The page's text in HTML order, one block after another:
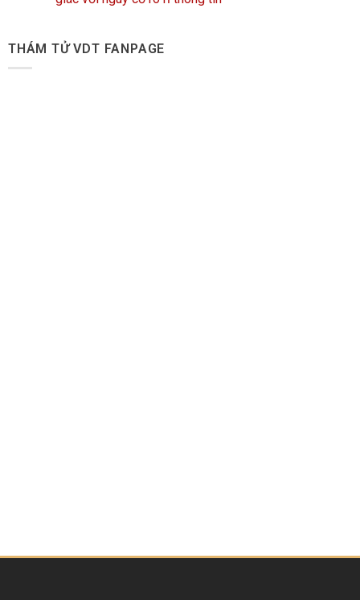
THÁM TỬ VDT FANPAGE